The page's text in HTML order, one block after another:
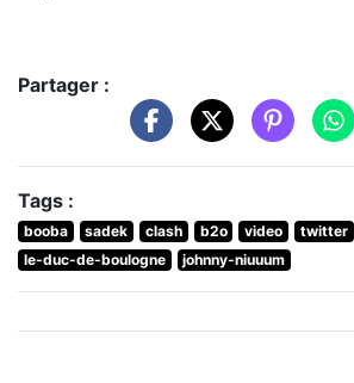
Partager :
Tags :
booba sadek clash b2o video twitter
le-duc-de-boulogne
johnny-niuuum